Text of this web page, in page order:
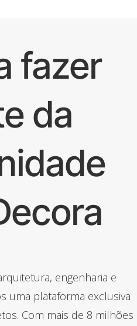
fazer
da
engenharia e
uma plataforma exclusiva
Com mais de 8 milhões